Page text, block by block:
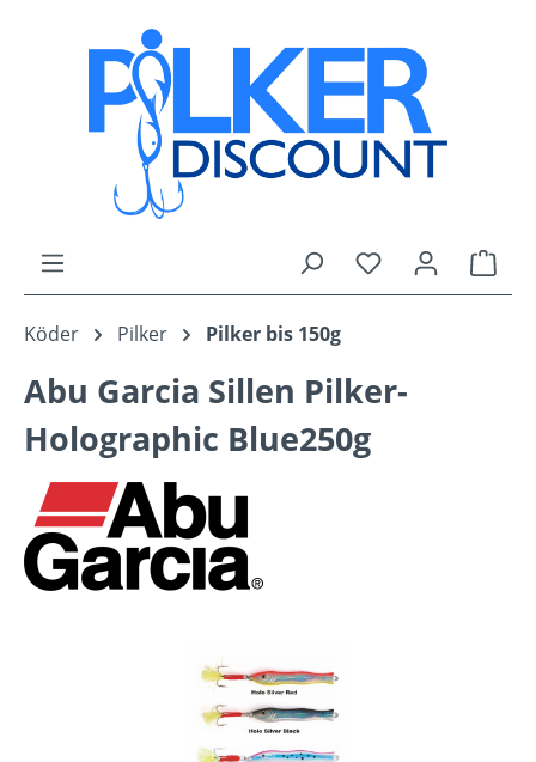
Zum Hauptinhalt springen
Du hast 0
Köder Pilker Pilker bis 150g
Abu Garcia Sillen Pilker-
Holographic Blue250g